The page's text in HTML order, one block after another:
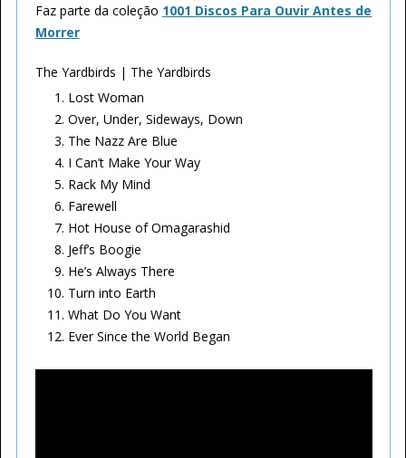
Faz parte da coleção 1001 Discos Para Ouvir Antes de
Morrer
The Yardbirds | The Yardbirds
Lost Woman
Over, Under, Sideways, Down
The Nazz Are Blue
I Can’t Make Your Way
Rack My Mind
Farewell
Hot House of Omagarashid
Jeff’s Boogie
He’s Always There
Turn into Earth
What Do You Want
Ever Since the World Began